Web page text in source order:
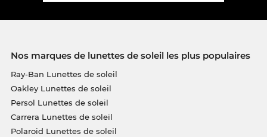
Nos marques de lunettes de soleil les plus populaires
Ray-Ban Lunettes de soleil
Oakley Lunettes de soleil
Persol Lunettes de soleil
Carrera Lunettes de soleil
Polaroid Lunettes de soleil